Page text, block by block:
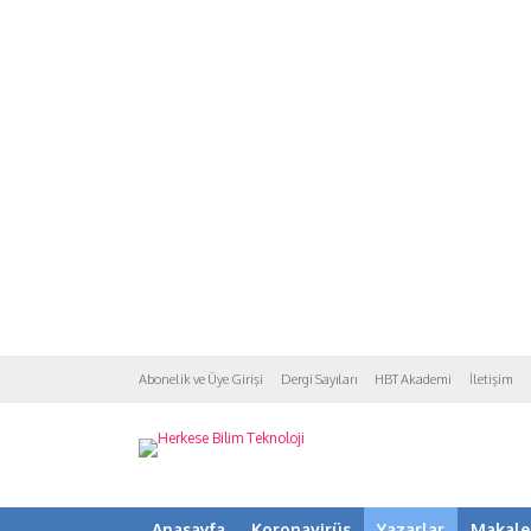
Abonelik ve Üye Girişi Dergi Sayıları HBT Akademi İletişim